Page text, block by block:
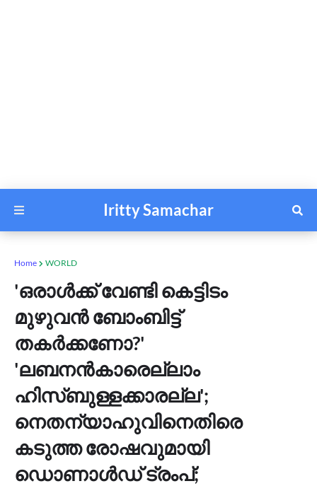
Iritty Samachar
Home WORLD
'ഒരാള്‍ക്ക് വേണ്ടി കെട്ടിടം
മുഴുവന്‍ ബോംബിട്ട്
തകര്‍ക്കണോ?'
'ലബനന്‍കാരെല്ലാം
ഹിസ്ബുള്ളക്കാരല്ല';
നെതന്യാഹുവിനെതിരെ
കടുത്ത രോഷവുമായി
ഡൊണാള്‍ഡ് ട്രംപ്;